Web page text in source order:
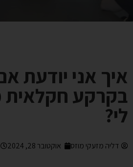
איך אני יודעת
בקרקע
לי?
דליה מזעקי מוזס אוקטובר 28, 2024